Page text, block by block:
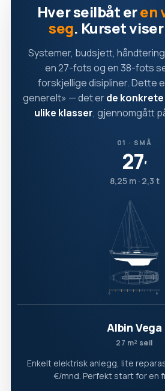
Hver seilbåt eren
seg. Kurset
Systemer, budsjett,
en 27-fots og en 38-fots
forskjellige disipliner. Dette
generelt» — det erde
ulike klasser, gjennomgått
01 · SMÅ
27′
8,25 m · 2,3 t
Albin Vega
27 m² seil
Enkelt elektrisk anlegg, lite
€/mnd. Perfekt start for en